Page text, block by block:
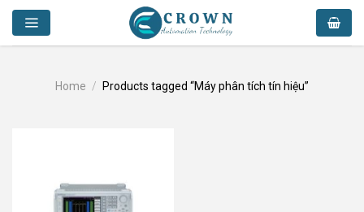
Skip
content
Home / Products tagged “Máy phân tích tín hiệu”